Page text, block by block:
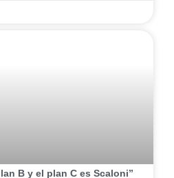
B y el plan C es Scaloni”